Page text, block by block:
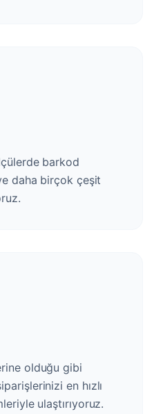
barkod
daha birçok çeşit
olduğu gibi
en hızlı
ulaştırıyoruz.